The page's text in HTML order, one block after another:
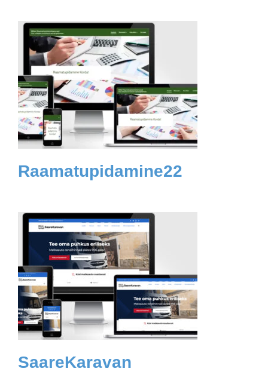
Raamatupidamine22
SaareKaravan